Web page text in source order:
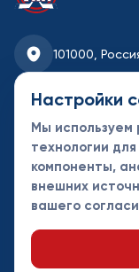
101000,
8-495-621-
Новости
Настройки
Мы
технологии
компоненты,
внешних
вашего